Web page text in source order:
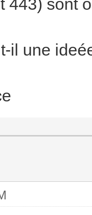
443) sont
il une